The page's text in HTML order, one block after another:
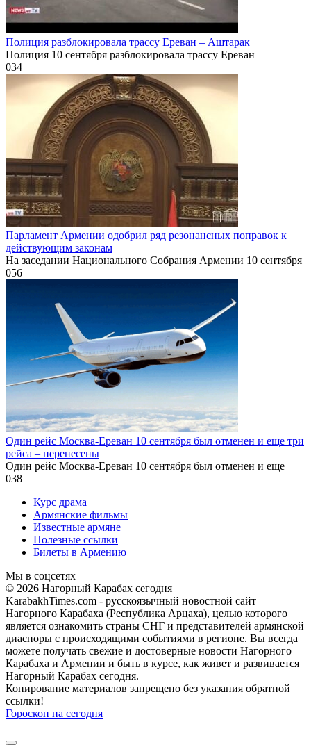
Полиция разблокировала трассу Ереван – Аштарак
Полиция 10 сентября разблокировала трассу Ереван –
034
Парламент Армении одобрил ряд резонансных поправок к
действующим законам
На заседании Национального Собрания Армении 10 сентября
056
Один рейс Москва-Ереван 10 сентября был отменен и еще три
рейса – перенесены
Один рейс Москва-Ереван 10 сентября был отменен и еще
038
Курс драма
Армянские фильмы
Известные армяне
Полезные ссылки
Билеты в Армению
Мы в соцсетях
© 2026 Нагорный Карабах сегодня
KarabakhTimes.com - русскоязычный новостной сайт
Нагорного Карабаха (Республика Арцаха), целью которого
является ознакомить страны СНГ и представителей армянской
диаспоры с происходящими событиями в регионе. Вы всегда
можете получать свежие и достоверные новости Нагорного
Карабаха и Армении и быть в курсе, как живет и развивается
Нагорный Карабах сегодня.
Копирование материалов запрещено без указания обратной
ссылки!
Гороскоп на сегодня